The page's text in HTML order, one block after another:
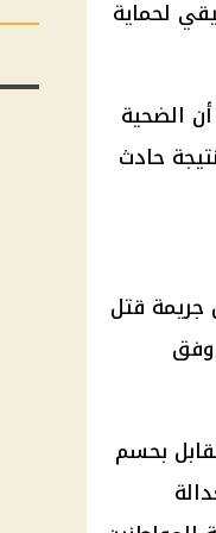
لحماية
الضحية
حادث
جريمة قتل
إلى 5 سنوات، وفق
بحسم